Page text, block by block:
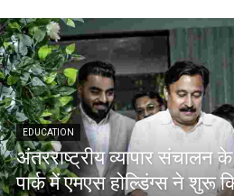
EDUCATION
अंतरराष्ट्रीय व्यापार संचालन
पार्क में एमएस होल्डिंग्स ने शुरू